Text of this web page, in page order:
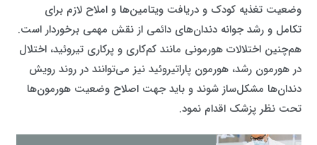
وضعیت تغذیه کودک و دریافت ویتامین‌ها و املاح لازم برای
تکامل و رشد جوانه دندان‌های دائمی از نقش مهمی برخوردار است.
هم‌چنین اختلالات هورمونی مانند کم‌کاری و پرکاری تیروئید، اختلال
در هورمون رشد، هورمون پاراتیروئید نیز می‌توانند در روند رویش
دندان‌ها مشکل‌ساز شوند و باید جهت اصلاح وضعیت هورمون‌ها
تحت نظر پزشک اقدام نمود.